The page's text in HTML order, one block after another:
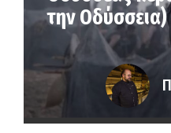
την Οδύσσεια)